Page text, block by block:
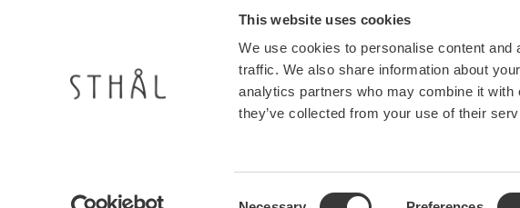
This website uses cookies
We use cookies to personalise content
traffic. We also share information about
analytics partners who may combine it with
they’ve collected from your use of their
Shops
Find shops near you